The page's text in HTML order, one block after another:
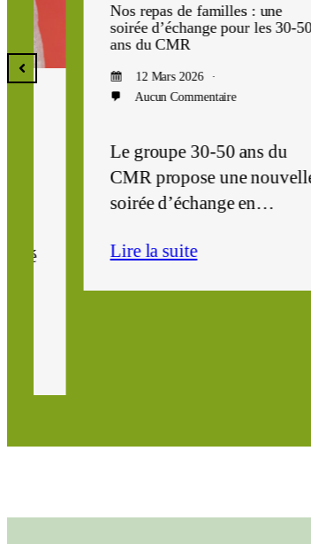
Nos repas de familles : une
soirée d’échange pour les 30-50
ans du CMR
12 Mars 2026
Aucun Commentaire
Le groupe 30-50 ans du
CMR propose une nouvelle
soirée d’échange en…
Lire la suite